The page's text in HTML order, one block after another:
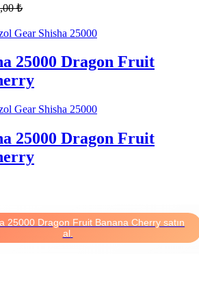
₺
Gear Shisha 25000
25000 Dragon Fruit
Gear Shisha 25000
25000 Dragon Fruit
25000 Dragon Fruit Banana Cherry satın
al.